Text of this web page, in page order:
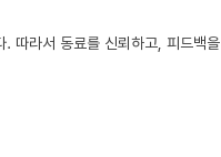
따라서 동료를 신뢰하고, 피드백을